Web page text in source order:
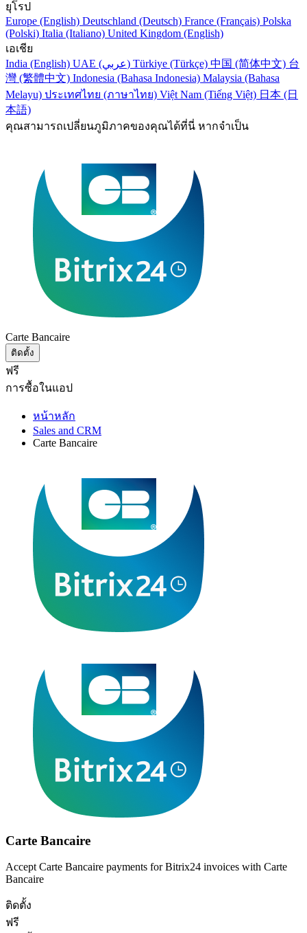
ยุโรป
Europe (English) Deutschland (Deutsch) France (Français) Polska
(Polski) Italia (Italiano) United Kingdom (English)
เอเชีย
India (English)
UAE (عربي) Türkiye (Türkçe) 中国 (简体中文) 台
灣 (繁體中文) Indonesia (Bahasa Indonesia) Malaysia (Bahasa
Melayu) ประเทศไทย (ภาษาไทย) Việt Nam (Tiếng Việt) 日本 (日
本語)
คุณสามารถเปลี่ยนภูมิภาคของคุณได้ที่นี่ หากจำเป็น
Carte Bancaire
ติดตั้ง
ฟรี
การซื้อในแอป
หน้าหลัก
Sales and CRM
Carte Bancaire
Carte Bancaire
Accept Carte Bancaire payments for Bitrix24 invoices with Carte
Bancaire
ติดตั้ง
ฟรี